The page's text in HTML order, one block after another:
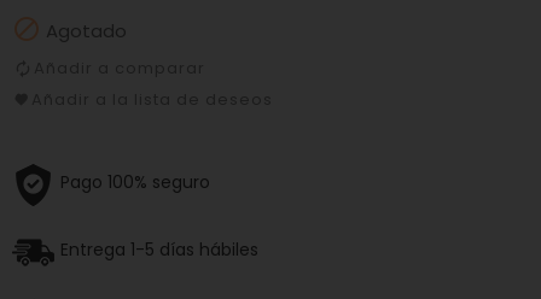
 Agotado
Pago 100% seguro
Entrega 1-5 días hábiles